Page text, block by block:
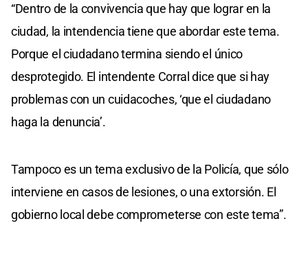
“Dentro de la convivencia que hay que lograr en la
ciudad, la intendencia tiene que abordar este tema.
Porque el ciudadano termina siendo el único
desprotegido. El intendente Corral dice que si hay
problemas con un cuidacoches, ‘que el ciudadano
haga la denuncia’.
Tampoco es un tema exclusivo de la Policía, que sólo
interviene en casos de lesiones, o una extorsión. El
gobierno local debe comprometerse con este tema”.